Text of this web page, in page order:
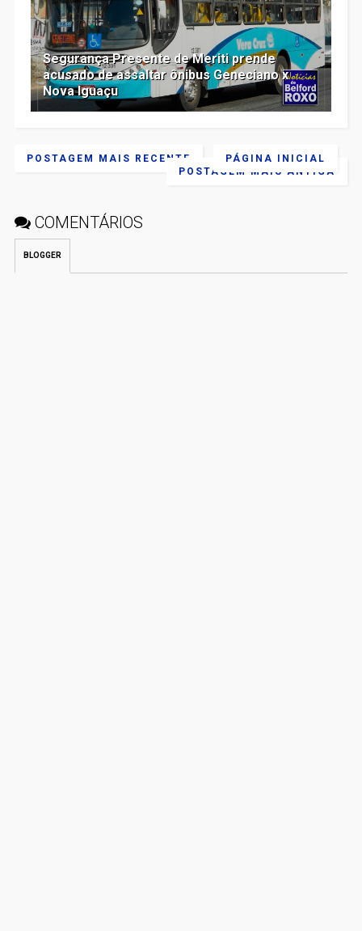
Segurança Presente de Meriti prende
acusado de assaltar ônibus Geneciano x
Nova Iguaçu
POSTAGEM MAIS RECENTE
POSTAGEM MAIS ANTIGA
PÁGINA INICIAL
COMENTÁRIOS
BLOGGER